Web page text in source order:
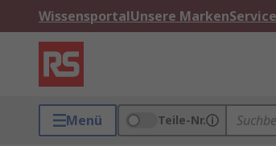
WissensportalUnsere Marken
Menü Teile-Nr.